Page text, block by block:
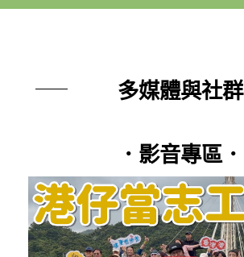
多媒體與社群
．影音專區．